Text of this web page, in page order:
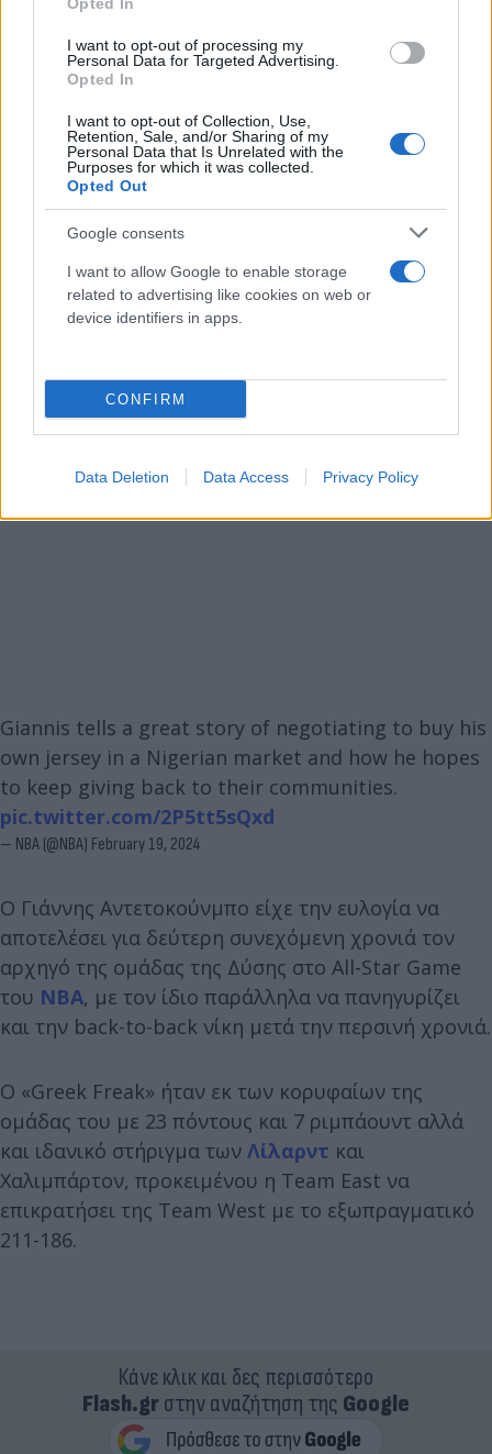
I want to opt-out of processing my
Personal Data for Targeted Advertising.
Opted In
I want to opt-out of Collection, Use,
Retention, Sale, and/or Sharing of my
Personal Data that Is Unrelated with the
Purposes for which it was collected.
Opted Out
Google consents
I want to allow Google to enable storage
related to advertising like cookies on web or
device identifiers in apps.
CONFIRM
Data Deletion Data Access Privacy Policy
Giannis tells a great story of negotiating to buy his
own jersey in a Nigerian market and how he hopes
to keep giving back to their communities.
pic.twitter.com/2P5tt5sQxd
— NBA (@NBA) February 19, 2024
Ο Γιάννης Αντετοκούνμπο είχε την ευλογία να
αποτελέσει για δεύτερη συνεχόμενη χρονιά τον
αρχηγό της ομάδας της Δύσης στο All-Star Game
του NBA, με τον ίδιο παράλληλα να πανηγυρίζει
και την back-to-back νίκη μετά την περσινή χρονιά.
Ο «Greek Freak» ήταν εκ των κορυφαίων της
ομάδας του με 23 πόντους και 7 ριμπάουντ αλλά
και ιδανικό στήριγμα των Λίλαρντ και
Χαλιμπάρτον, προκειμένου η Team East να
επικρατήσει της Team West με το εξωπραγματικό
211-186.
Κάνε κλικ και δες περισσότερο
Flash.grστην αναζήτηση της Google